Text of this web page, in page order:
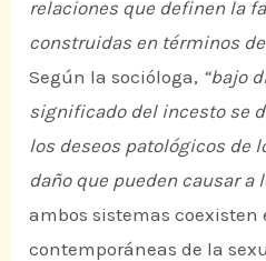
relaciones que definen la
construidas en términos
Según la socióloga, “bajo
significado del incesto se
los deseos patológicos de
daño que pueden causar a
ambos sistemas
contemporáneas de la